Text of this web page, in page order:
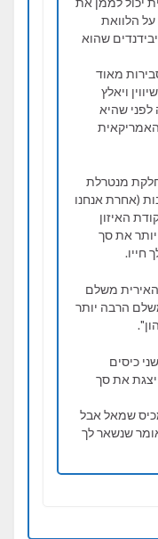
הלוואת
שהוא
מאוד
ויאלץ
לפני שהיא
מנטרלת
(אחרת אנחנו
האיזון
את סך
חייו.
משלם
הרבה יותר
כיסים
את סך
פחות מכיס שמאל אבל
אומר שנשאר לך